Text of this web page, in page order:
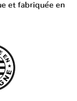
et fabriquée en